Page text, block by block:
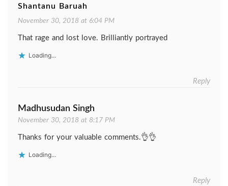
Shantanu Baruah
November 30, 2018 at 6:04 PM
That rage and lost love. Brilliantly portrayed
Loading...
Reply
Madhusudan Singh
November 30, 2018 at 8:17 PM
Thanks for your valuable comments.👌👌
Loading...
Reply